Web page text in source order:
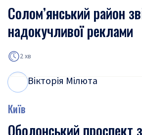
Солом’янський район
надокучливої реклами
2 хв
Вікторія Мілюта
Київ
Оболонський проспект